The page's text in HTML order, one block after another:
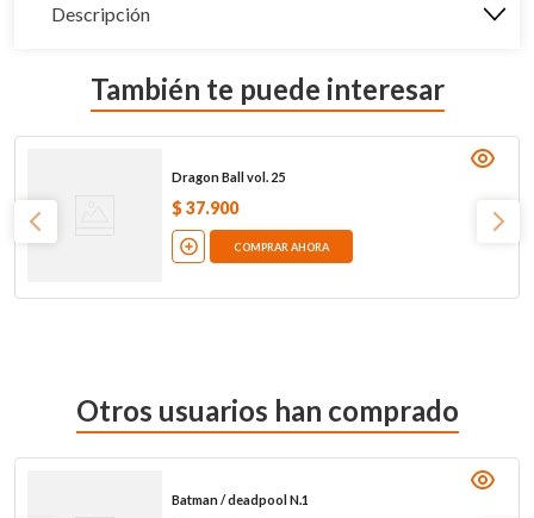
Descripción
También te puede interesar
Dragon Ball vol. 25
$ 37.900
COMPRAR AHORA
Otros usuarios han comprado
Batman / deadpool N.1